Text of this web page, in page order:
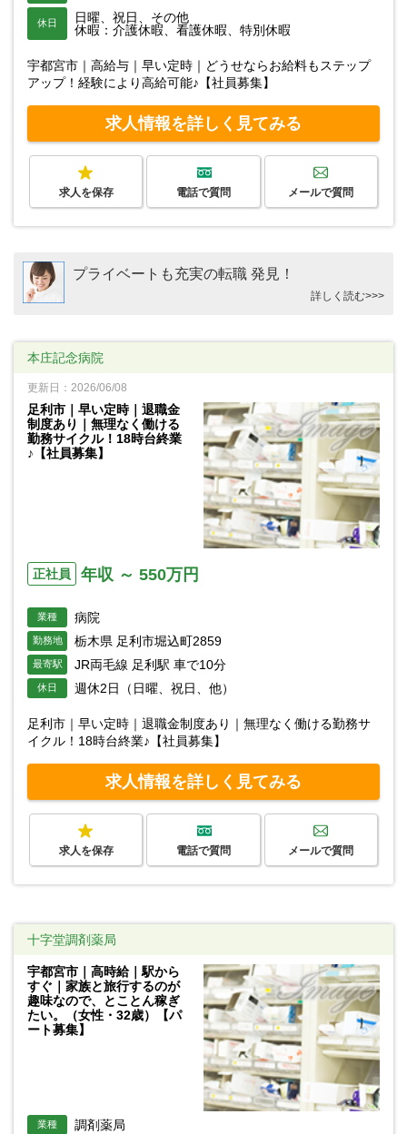
休日
日曜、祝日、その他
休暇：介護休暇、看護休暇、特別休暇
宇都宮市｜高給与｜早い定時｜どうせならお給料もステップ
アップ！経験により高給可能♪【社員募集】
求人情報を詳しく見てみる
求人を保存 電話で質問 メールで質問
プライベートも充実の転職 発見！
詳しく読む>>>
本庄記念病院
更新日：2026/06/08
足利市｜早い定時｜退職金
制度あり｜無理なく働ける
勤務サイクル！18時台終業
♪【社員募集】
正社員 年収 ～ 550万円
業種 病院
勤務地 栃木県 足利市堀込町2859
最寄駅 JR両毛線 足利駅 車で10分
休日 週休2日（日曜、祝日、他）
足利市｜早い定時｜退職金制度あり｜無理なく働ける勤務サ
イクル！18時台終業♪【社員募集】
求人情報を詳しく見てみる
求人を保存 電話で質問 メールで質問
十字堂調剤薬局
宇都宮市｜高時給｜駅から
すぐ｜家族と旅行するのが
趣味なので、とことん稼ぎ
たい。（女性・32歳）【パ
ート募集】
業種 調剤薬局